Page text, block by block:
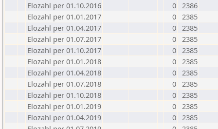
Elozahl per 01.10.2016
0 2386
Elozahl per 01.01.2017
0 2385
Elozahl per 01.04.2017
0 2385
Elozahl per 01.07.2017
0 2385
Elozahl per 01.10.2017
0 2385
Elozahl per 01.01.2018
0 2385
Elozahl per 01.04.2018
0 2385
Elozahl per 01.07.2018
0 2385
Elozahl per 01.10.2018
0 2385
Elozahl per 01.01.2019
0 2385
Elozahl per 01.04.2019
0 2385